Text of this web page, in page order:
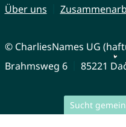
Sucht
Über uns
© CharliesNames UG
Brahmsweg 6
85221